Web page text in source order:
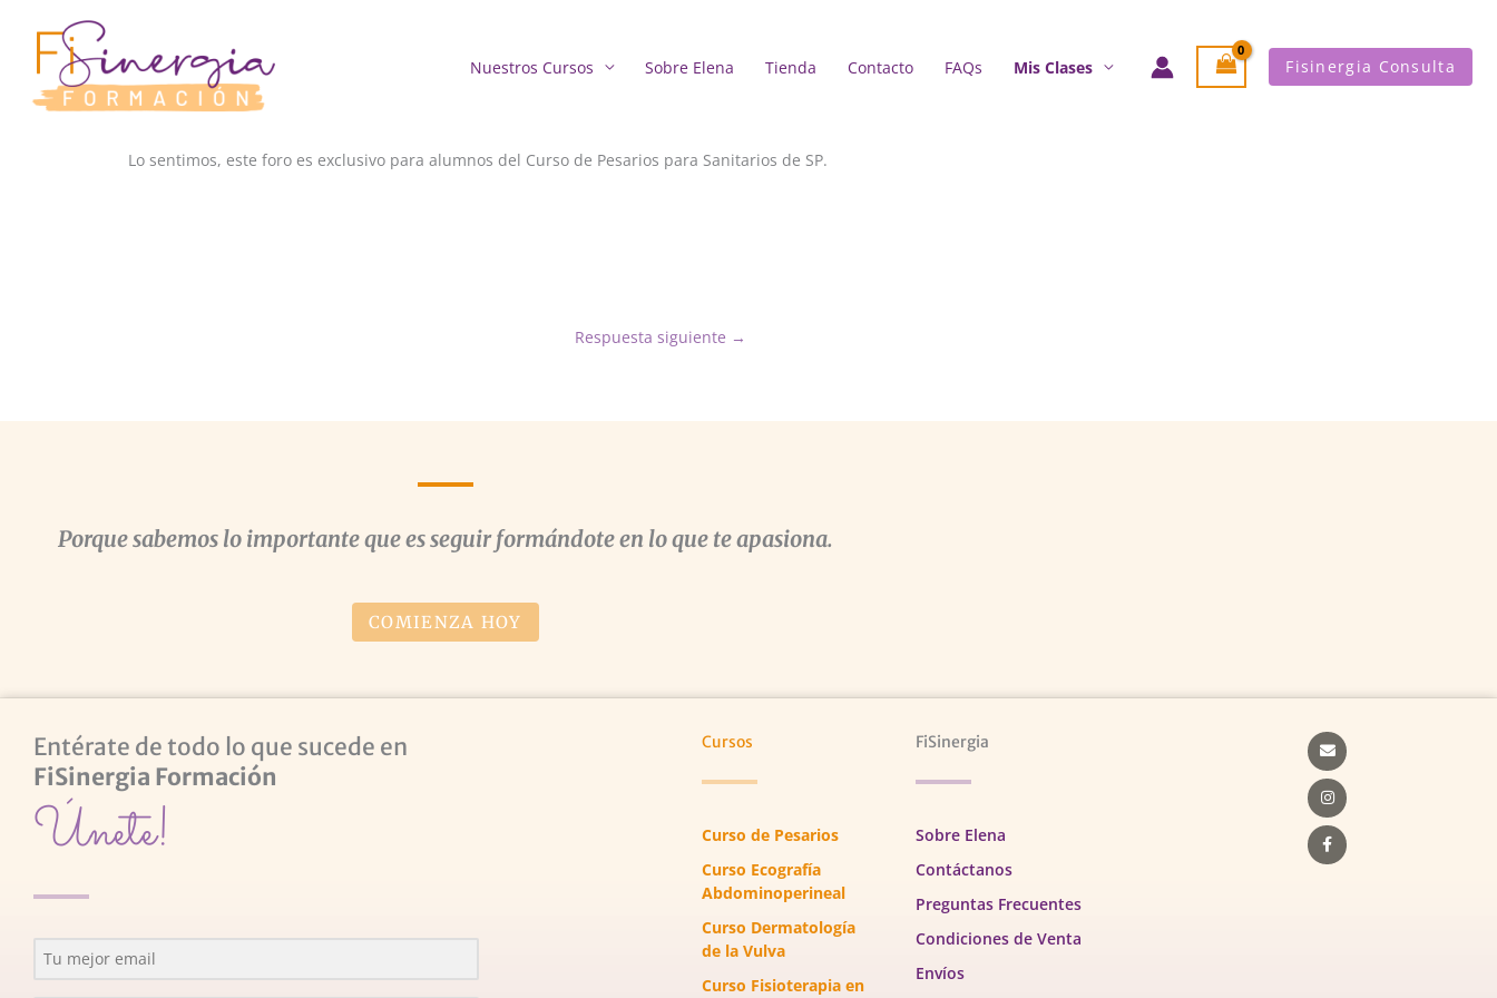
contenido
Nuestros Cursos Sobre Elena Tienda Contacto FAQs Mis Clases Fisinergia Consulta
Lo sentimos, este foro es exclusivo para alumnos del Curso de Pesarios para Sanitarios de SP.
Respuesta siguiente →
Porque sabemos lo importante que es seguir formándote en lo que te apasiona.
COMIENZA HOY
Entérate de todo lo que sucede en
FiSinergia Formación
Únete!
Cursos
Curso de Pesarios
Curso Ecografía
Abdominoperineal
Curso Dermatología
de la Vulva
Curso Fisioterapia en
FiSinergia
Sobre Elena
Contáctanos
Preguntas Frecuentes
Condiciones de Venta
Envíos
Envelope
Instagram
Facebook-
f